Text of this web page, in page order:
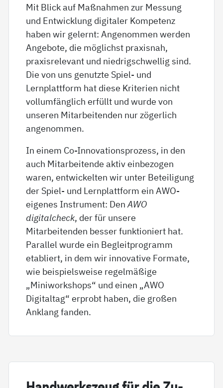
Mit Blick auf Maßnahmen zur Messung
und Entwicklung digitaler Kompetenz
haben wir gelernt: Angenommen werden
Angebote, die möglichst praxisnah,
praxisrelevant und niedrigschwellig sind.
Die von uns genutzte Spiel- und
Lernplattform hat diese Kriterien nicht
vollumfänglich erfüllt und wurde von
unseren Mitarbeitenden nur zögerlich
angenommen.
In einem Co-Innovationsprozess, in den
auch Mitarbeitende aktiv einbezogen
waren, entwickelten wir unter Beteiligung
der Spiel- und Lernplattform ein AWO-
eigenes Instrument: DenAWO
digitalcheck, der für unsere
Mitarbeitenden besser funktioniert hat.
Parallel wurde ein Begleitprogramm
etabliert, in dem wir innovative Formate,
wie beispielsweise regelmäßige
„Miniworkshops“ und einen „AWO
Digitaltag“ erprobt haben, die großen
Anklang fanden.